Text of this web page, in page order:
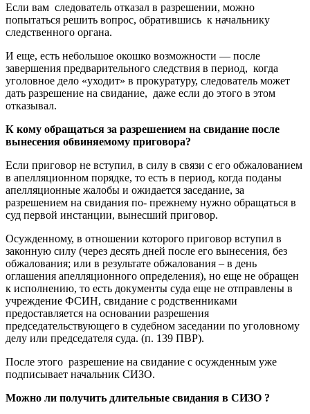
Если вам следователь отказал в разрешении, можно
попытаться решить вопрос, обратившись к начальнику
следственного органа.
И еще, есть небольшое окошко возможности — после
завершения предварительного следствия в период, когда
уголовное дело «уходит» в прокуратуру, следователь может
дать разрешение на свидание, даже если до этого в этом
отказывал.
К кому обращаться за разрешением на свидание после
вынесения обвиняемому приговора?
Если приговор не вступил, в силу в связи с его обжалованием
в апелляционном порядке, то есть в период, когда поданы
апелляционные жалобы и ожидается заседание, за
разрешением на свидания по- прежнему нужно обращаться в
суд первой инстанции, вынесший приговор.
Осужденному, в отношении которого приговор вступил в
законную силу (через десять дней после его вынесения, без
обжалования; или в результате обжалования – в день
оглашения апелляционного определения), но еще не обращен
к исполнению, то есть документы суда еще не отправлены в
учреждение ФСИН, свидание с родственниками
предоставляется на основании разрешения
председательствующего в судебном заседании по уголовному
делу или председателя суда. (п. 139 ПВР).
После этого разрешение на свидание с осужденным уже
подписывает начальник СИЗО.
Можно ли получить длительные свидания в СИЗО ?